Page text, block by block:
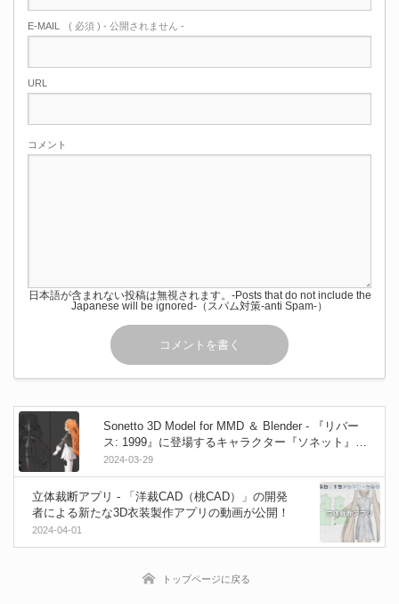
E-MAIL ( 必須 ) - 公開されません -
URL
コメント
日本語が含まれない投稿は無視されます。-Posts that do not include the
Japanese will be ignored-（スパム対策-anti Spam-）
Sonetto 3D Model for MMD ＆ Blender - 『リバー
ス: 1999』に登場するキャラクター『ソネット』の
非公式ファンメイド3Dモデル（MMDとBlender）
が無料公開！
2024-03-29
立体裁断アプリ - 「洋裁CAD（桃CAD）」の開発
者による新たな3D衣装製作アプリの動画が公開！
2024-04-01
トップページに戻る